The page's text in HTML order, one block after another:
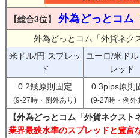
【総合3位】 外為どっとコム
外為どっとコム「外貨ネク
米ドル/円 スプレッ
ド
ユーロ/米ド
レッド
0.2銭原則固定
(9-27時・例外あり)
0.3pips原則
(9-27時・例外
【外為どっとコム「外貨ネクスト
業界最狭水準のスプレッドと豊富